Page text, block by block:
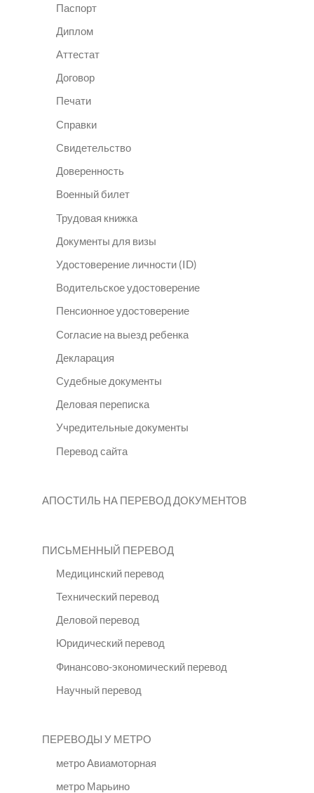
Паспорт
Диплом
Аттестат
Договор
Печати
Справки
Свидетельство
Доверенность
Военный билет
Трудовая книжка
Документы для визы
Удостоверение личности (ID)
Водительское удостоверение
Пенсионное удостоверение
Согласие на выезд ребенка
Декларация
Судебные документы
Деловая переписка
Учредительные документы
Перевод сайта
АПОСТИЛЬ НА ПЕРЕВОД ДОКУМЕНТОВ
ПИСЬМЕННЫЙ ПЕРЕВОД
Медицинский перевод
Технический перевод
Деловой перевод
Юридический перевод
Финансово-экономический перевод
Научный перевод
ПЕРЕВОДЫ У МЕТРО
метро Авиамоторная
метро Марьино